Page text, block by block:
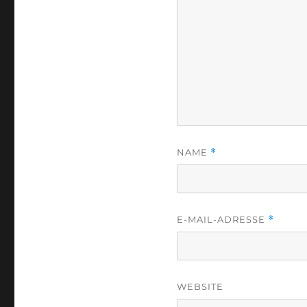
NAME *
E-MAIL-ADRESSE *
WEBSITE